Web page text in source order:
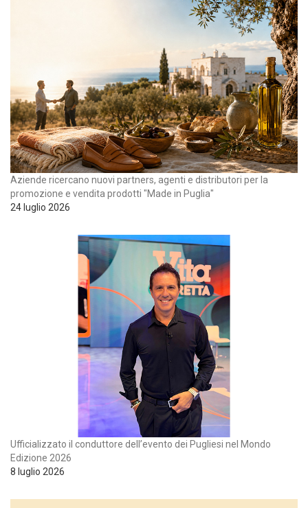
Aziende ricercano nuovi partners, agenti e distributori per la
promozione e vendita prodotti "Made in Puglia"
24 luglio 2026
Ufficializzato il conduttore dell’evento dei Pugliesi nel Mondo
Edizione 2026
8 luglio 2026